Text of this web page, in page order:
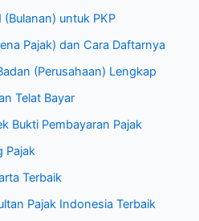
(Bulanan) untuk PKP
Pajak) dan Cara Daftarnya
(Perusahaan) Lengkap
Telat Bayar
Bukti Pembayaran Pajak
Pajak
Terbaik
Pajak Indonesia Terbaik